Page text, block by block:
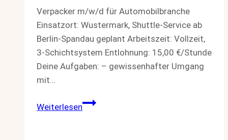
Verpacker m/w/d für Automobilbranche
Einsatzort: Wustermark, Shuttle-Service ab
Berlin-Spandau geplant Arbeitszeit: Vollzeit,
3-Schichtsystem Entlohnung: 15,00 €/Stunde
Deine Aufgaben: – gewissenhafter Umgang
mit…
WeiterlesenVerpacker